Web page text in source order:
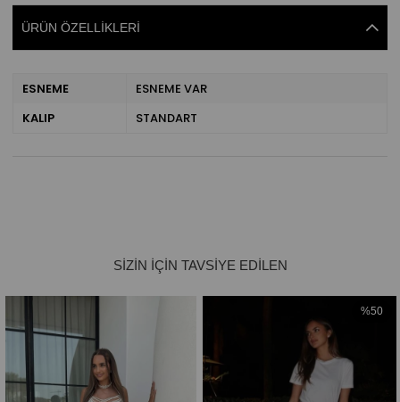
ÜRÜN ÖZELLIKLERI
ESNEME
ESNEME VAR
KALIP
STANDART
%50